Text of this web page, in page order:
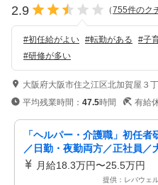
2.9 （755件のク
#初任給がよい #転勤がある #子
#研修が多い
大阪府大阪市住之江区北加賀屋３
平均残業時間： 47.5時間 有給
「ヘルパー・介護職」初任者
／日勤・夜勤両方／正社員／
市住之江区
月給18.3万円〜25.5万円
提供：レバウェ